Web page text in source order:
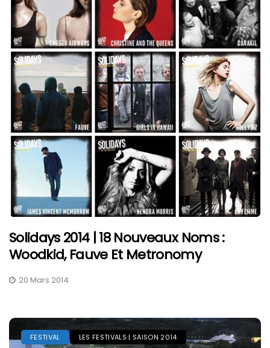
Solidays 2014 | 18 Nouveaux Noms :
Woodkid, Fauve Et Metronomy
20 Mars 2014
FESTIVAL LES FESTIVALS | SAISON 2014